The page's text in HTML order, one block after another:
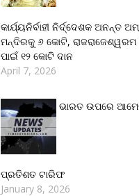
କାର୍ଯ୍ୟନିର୍ବାହୀ ନିର୍ଦ୍ଦେଶକ ଅନନ୍ତ
ମନ୍ଦିରକୁ ୬ କୋଟି, ରାଜରାଜେଶ୍ୱରମ
ପାଇଁ ୧୨ କୋଟି ଦାନ
April 7, 2026
ଭାରତ ଉପରେ
ପ୍ରତିଶତ ଟାରିଫ
January 8, 2026